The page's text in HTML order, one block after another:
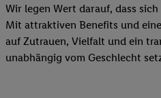
Wir legen Wert darauf, dass
Mit attraktiven Benefits und
auf Zutrauen, Vielfalt und ein
unabhängig vom Geschlecht